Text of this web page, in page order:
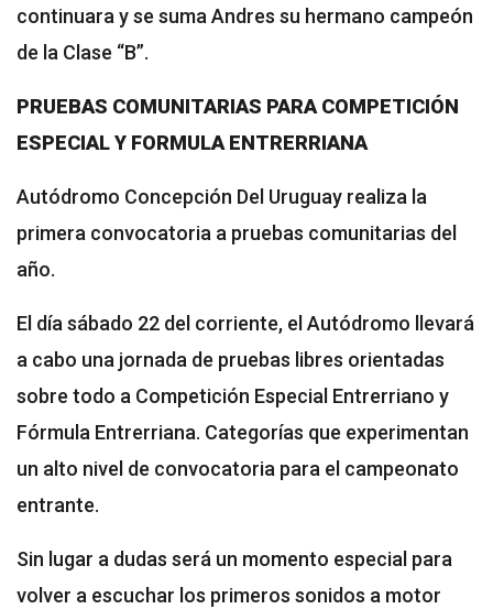
continuara y se suma Andres su hermano campeón
de la Clase “B”.
PRUEBAS COMUNITARIAS PARA COMPETICIÓN
ESPECIAL Y FORMULA ENTRERRIANA
Autódromo Concepción Del Uruguay realiza la
primera convocatoria a pruebas comunitarias del
año.
El día sábado 22 del corriente, el Autódromo llevará
a cabo una jornada de pruebas libres orientadas
sobre todo a Competición Especial Entrerriano y
Fórmula Entrerriana. Categorías que experimentan
un alto nivel de convocatoria para el campeonato
entrante.
Sin lugar a dudas será un momento especial para
volver a escuchar los primeros sonidos a motor